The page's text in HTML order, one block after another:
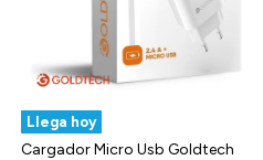
Llega hoy
Cargador Micro Usb Goldtech